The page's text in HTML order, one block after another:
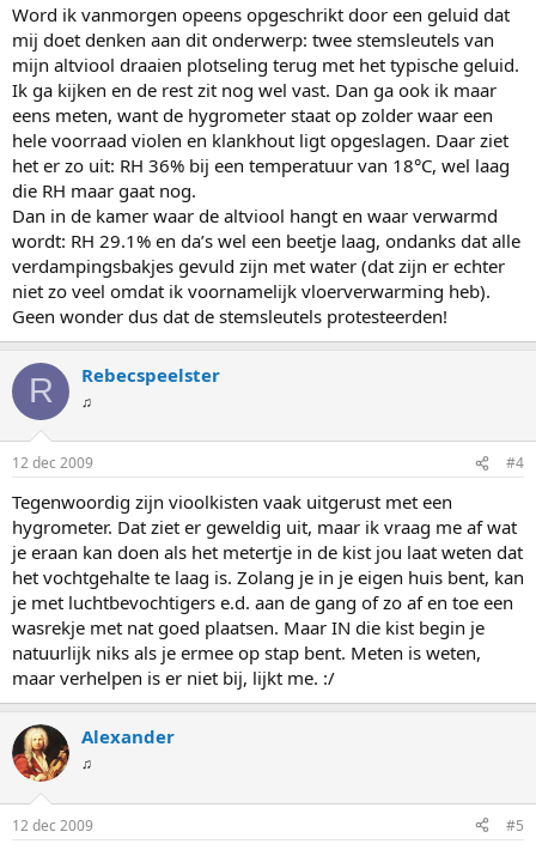
Word ik vanmorgen opeens opgeschrikt door een geluid dat
mij doet denken aan dit onderwerp: twee stemsleutels van
mijn altviool draaien plotseling terug met het typische geluid.
Ik ga kijken en de rest zit nog wel vast. Dan ga ook ik maar
eens meten, want de hygrometer staat op zolder waar een
hele voorraad violen en klankhout ligt opgeslagen. Daar ziet
het er zo uit: RH 36% bij een temperatuur van 18°C, wel laag
die RH maar gaat nog.
Dan in de kamer waar de altviool hangt en waar verwarmd
wordt: RH 29.1% en da’s wel een beetje laag, ondanks dat alle
verdampingsbakjes gevuld zijn met water (dat zijn er echter
niet zo veel omdat ik voornamelijk vloerverwarming heb).
Geen wonder dus dat de stemsleutels protesteerden!
R Rebecspeelster
♫
12 dec 2009 #4
Tegenwoordig zijn vioolkisten vaak uitgerust met een
hygrometer. Dat ziet er geweldig uit, maar ik vraag me af wat
je eraan kan doen als het metertje in de kist jou laat weten dat
het vochtgehalte te laag is. Zolang je in je eigen huis bent, kan
je met luchtbevochtigers e.d. aan de gang of zo af en toe een
wasrekje met nat goed plaatsen. Maar IN die kist begin je
natuurlijk niks als je ermee op stap bent. Meten is weten,
maar verhelpen is er niet bij, lijkt me. :/
Alexander
♫
12 dec 2009 #5